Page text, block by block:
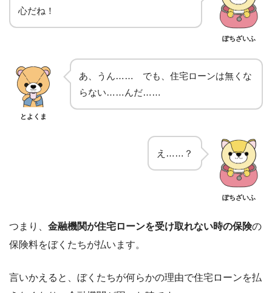
心だね！
ぽちざいふ
とよくま
あ、うん…… でも、住宅ローンは無くな
らない……んだ……
え……？
ぽちざいふ
つまり、 金融機関が住宅ローンを受け取れない時の保険の
保険料をぼくたちが払います。
言いかえると、ぼくたちが何らかの理由で住宅ローンを払